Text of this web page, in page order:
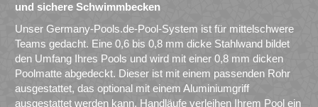
und sichere Schwimmbecken
Unser Germany-Pools.de-Pool-System ist für mittelschwere
Teams gedacht. Eine 0,6 bis 0,8 mm dicke Stahlwand bildet
den Umfang Ihres Pools und wird mit einer 0,8 mm dicken
Poolmatte abgedeckt. Dieser ist mit einem passenden Rohr
ausgestattet, das optional mit einem Aluminiumgriff
ausgestattet werden kann. Handläufe verleihen Ihrem Pool ein